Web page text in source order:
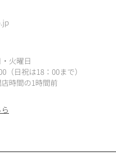
火曜日
（日祝は18：00まで）
時間の1時間前